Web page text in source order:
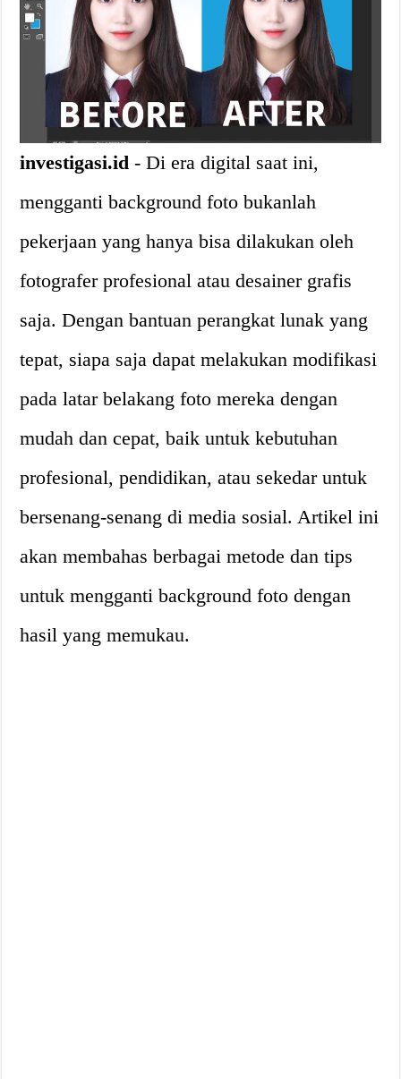
investigasi.id - Di era digital saat ini,
mengganti background foto bukanlah
pekerjaan yang hanya bisa dilakukan oleh
fotografer profesional atau desainer grafis
saja. Dengan bantuan perangkat lunak yang
tepat, siapa saja dapat melakukan modifikasi
pada latar belakang foto mereka dengan
mudah dan cepat, baik untuk kebutuhan
profesional, pendidikan, atau sekedar untuk
bersenang-senang di media sosial. Artikel ini
akan membahas berbagai metode dan tips
untuk mengganti background foto dengan
hasil yang memukau.